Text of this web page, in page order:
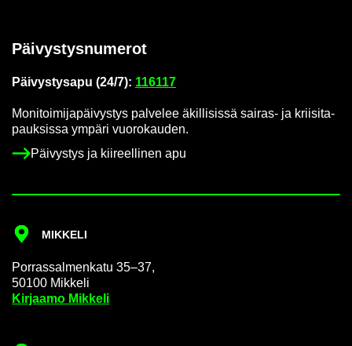
Päi­vys­tys­nu­me­rot
Päi­vys­tys­a­pu (24/7): 116117
Mo­ni­toi­mi­ja­päi­vys­tys pal­ve­lee äkil­li­sis­sä sairas-​ ja krii­si­ta­
pauk­sis­sa ym­pä­ri vuo­ro­kau­den.
Päi­vys­tys ja kii­reel­li­nen apu
MIK­KE­LI
Por­ras­sal­men­ka­tu 35–37,
50100 Mik­ke­li
Kir­jaa­mo Mik­ke­li